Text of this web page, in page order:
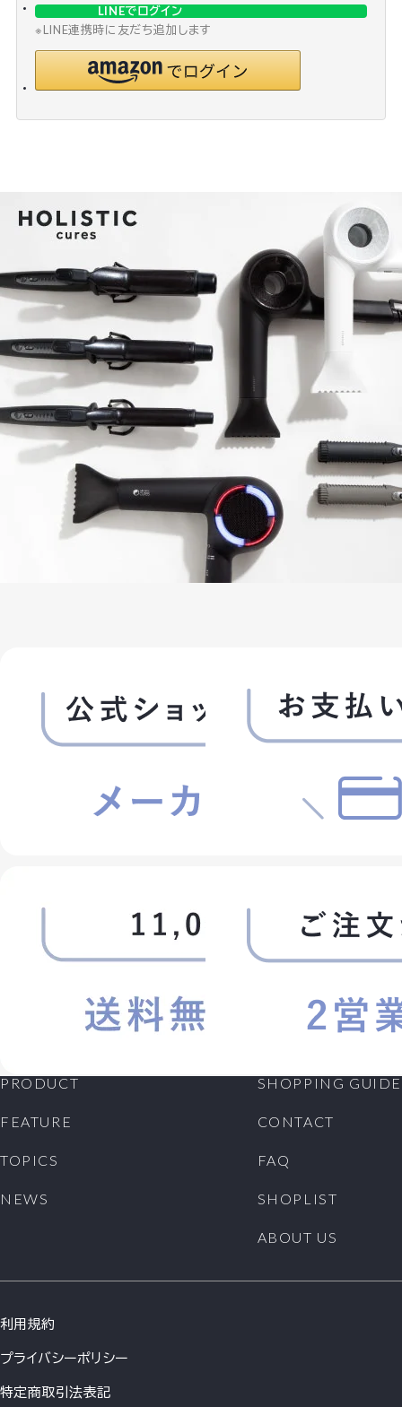
LINEでログイン
※LINE連携時に友だち追加します
PRODUCT
FEATURE
TOPICS
NEWS
SHOPPING GUIDE
CONTACT
FAQ
SHOPLIST
ABOUT US
利用規約
プライバシーポリシー
特定商取引法表記